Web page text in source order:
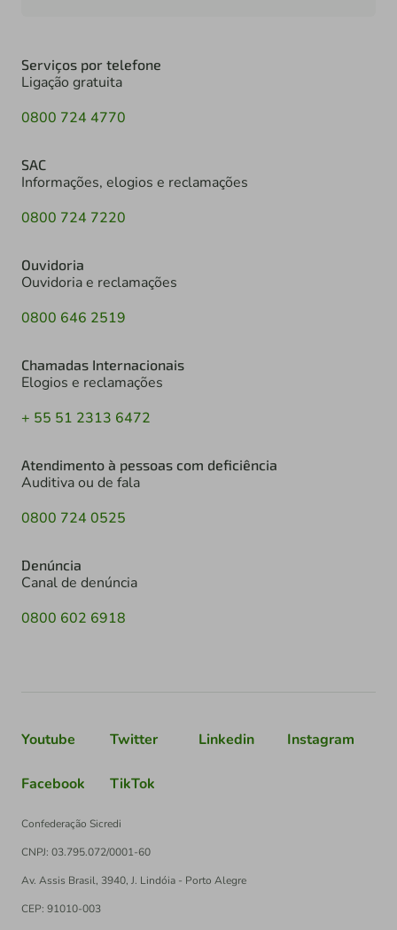
Serviços por telefone
Ligação gratuita
0800 724 4770
SAC
Informações, elogios e reclamações
0800 724 7220
Ouvidoria
Ouvidoria e reclamações
0800 646 2519
Chamadas Internacionais
Elogios e reclamações
+ 55 51 2313 6472
Atendimento à pessoas com deficiência
Auditiva ou de fala
0800 724 0525
Denúncia
Canal de denúncia
0800 602 6918
Youtube Twitter Linkedin Instagram
Facebook TikTok
Confederação Sicredi
CNPJ: 03.795.072/0001-60
Av. Assis Brasil, 3940, J. Lindóia - Porto Alegre
CEP: 91010-003